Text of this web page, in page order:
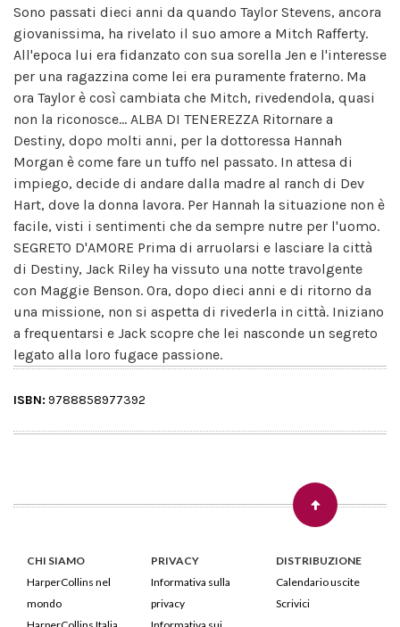
Sono passati dieci anni da quando Taylor Stevens, ancora
giovanissima, ha rivelato il suo amore a Mitch Rafferty.
All'epoca lui era fidanzato con sua sorella Jen e l'interesse
per una ragazzina come lei era puramente fraterno. Ma
ora Taylor è così cambiata che Mitch, rivedendola, quasi
non la riconosce... ALBA DI TENEREZZA Ritornare a
Destiny, dopo molti anni, per la dottoressa Hannah
Morgan è come fare un tuffo nel passato. In attesa di
impiego, decide di andare dalla madre al ranch di Dev
Hart, dove la donna lavora. Per Hannah la situazione non è
facile, visti i sentimenti che da sempre nutre per l'uomo.
SEGRETO D'AMORE Prima di arruolarsi e lasciare la città
di Destiny, Jack Riley ha vissuto una notte travolgente
con Maggie Benson. Ora, dopo dieci anni e di ritorno da
una missione, non si aspetta di rivederla in città. Iniziano
a frequentarsi e Jack scopre che lei nasconde un segreto
legato alla loro fugace passione.
ISBN: 9788858977392
CHI SIAMO
HarperCollins nel
mondo
PRIVACY
Informativa sulla
privacy
DISTRIBUZIONE
Calendario uscite
Scrivici